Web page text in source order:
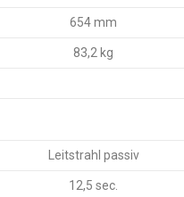
654 mm
83,2 kg
Leitstrahl passiv
12,5 sec.